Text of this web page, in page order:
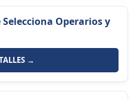
Operarios y
→